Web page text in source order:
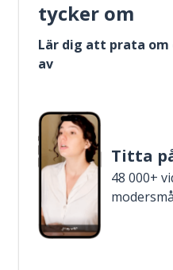
tycker om
Lär dig att prata om
av
Titta
48 000+